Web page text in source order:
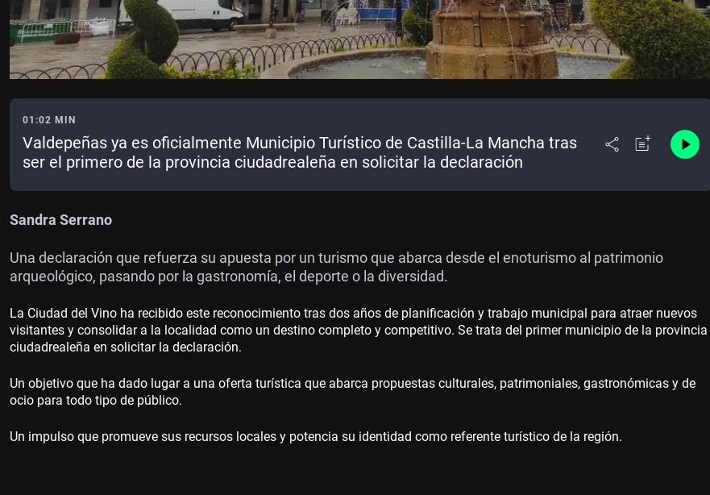
01:02 MIN
Valdepeñas ya es oficialmente Municipio Turístico de Castilla-La Mancha tras
ser el primero de la provincia ciudadrealeña en solicitar la declaración
Sandra Serrano
Una declaración que refuerza su apuesta por un turismo que abarca desde el enoturismo al patrimonio
arqueológico, pasando por la gastronomía, el deporte o la diversidad.
La Ciudad del Vino ha recibido este reconocimiento tras dos años de planificación y trabajo municipal para atraer nuevos
visitantes y consolidar a la localidad como un destino completo y competitivo. Se trata del primer municipio de la provincia
ciudadrealeña en solicitar la declaración.
Un objetivo que ha dado lugar a una oferta turística que abarca propuestas culturales, patrimoniales, gastronómicas y de
ocio para todo tipo de público.
Un impulso que promueve sus recursos locales y potencia su identidad como referente turístico de la región.